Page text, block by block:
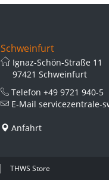
Schweinfurt
Ignaz-Schön-Straße 11
97421 Schweinfurt
Telefon +49 9721 940-5
E-Mail servicezentrale-
Anfahrt
THWS Store